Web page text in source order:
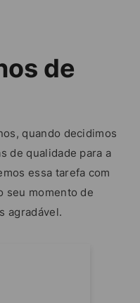
de
quando decidimos
de qualidade para a
essa tarefa com
seu momento de
agradável.